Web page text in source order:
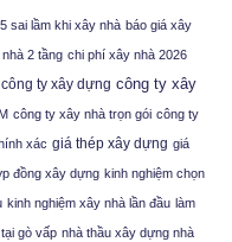
sai lầm khi xây nhà báo giá xây
2 tầng chi phí xây nhà 2026
công ty xây dựng công ty xây
công ty xây nhà trọn gói công ty
xác giá thép xây dựng giá
đồng xây dựng kinh nghiệm chọn
kinh nghiệm xây nhà lần đầu làm
gò vấp nhà thầu xây dựng nhà